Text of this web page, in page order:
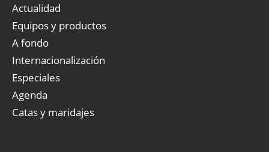
Actualidad
Equipos y productos
A fondo
Internacionalización
Especiales
Agenda
Catas y maridajes